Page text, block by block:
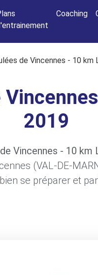
Coaching
de Vincennes - 10 km
2019
Vincennes - 10 km
(VAL-DE-
se préparer et